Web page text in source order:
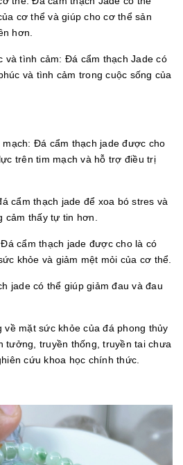
cơ thể và giúp cho cơ thể sản
hơn.
và tình cảm: Đá cẩm thạch Jade có
và tình cảm trong cuộc sống của
Đá cẩm thạch jade được cho
trên tim mạch và hỗ trợ điều trị
cẩm thạch jade để xoa bó stres và
cảm thấy tự tin hơn.
cẩm thạch jade được cho là có
khỏe và giảm mệt mỏi của cơ thể.
jade có thể giúp giảm đau và đau
về mặt sức khỏe của đá phong thủy
tưởng, truyền thống, truyền tai chưa
cứu khoa học chính thức.